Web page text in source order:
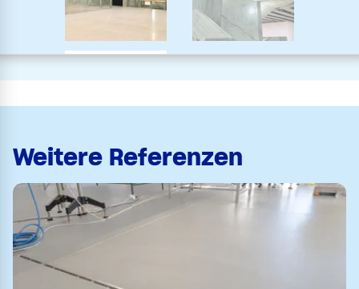
Weitere Referenzen